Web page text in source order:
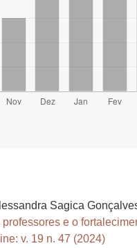
Sagica
professores e o
v. 19 n. 47 (2024)